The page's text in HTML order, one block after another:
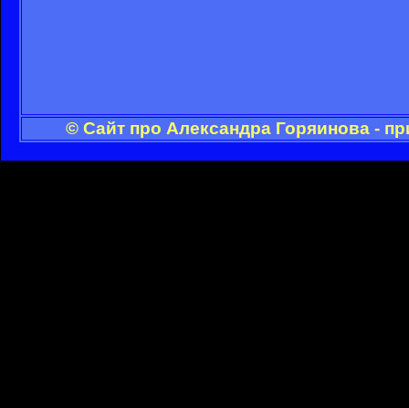
© Сайт про Александра Горяинова -